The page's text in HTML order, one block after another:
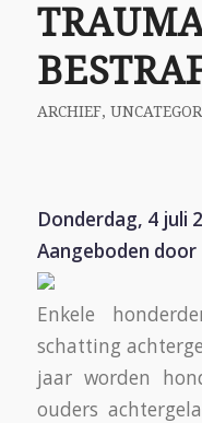
ARCHIEF,
Donderdag, 4 juli
Aangeboden door
Enkele
schatting
jaar worden
ouders